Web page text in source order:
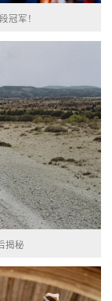
冠军！
揭秘